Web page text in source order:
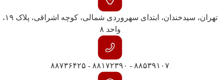
تهران، سیدخندان، ابتدای سهروردی شمالی، کوچه اشراقی، پلاک ۱۹،
واحد ۸
۸۸۵۳۹۱۰۷ - ۸۸۱۷۲۳۹۰ - ۸۸۷۳۶۴۲۵